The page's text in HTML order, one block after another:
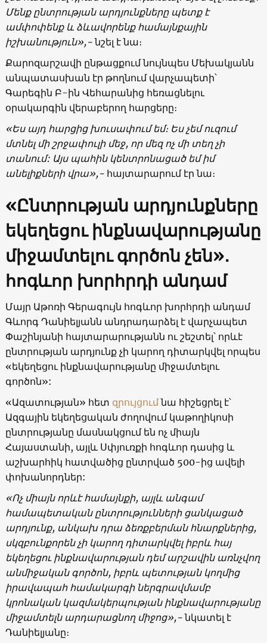
Մենք ընտրության արդյունքները պետք է
ամփոփենք և ձևավորենք համայնքային
իշխանություն»,-նշել է նա։
Քարոզարշավի ընթացքում նույնպես Մեխակյանն
անպատասխան էր թողնում վարչապետի՝
Գարեգին Բ-ին Վեհարանից հեռացնելու
օրակարգին վերաբերող հարցերը։
«Ես այդ հարցից խուսափում եմ։ Ես չեմ ուզում
մտնել մի շրջափուլի մեջ, որ մեզ ոչ մի տեղ չի
տանում: Այս պահին կենտրոնացած եմ իմ
անելիքների վրա»,-հայտարարում էր նա։
«Ընտրության արդյունքները
եկեղեցու ինքնավարությանը
միջամտելու գործոն չեն»․
հոգևոր խորհրդի անդամ
Մայր Աթոռի Գերագույն հոգևոր խորհրդի անդամ
Գևորգ Դանիելյանն անդրադարձել է վարչապետ
Փաշինյանի հայտարարությանն ու շեշտել՝ որևէ
ընտրության արդյունք չի կարող դիտարկվել որպես
«եկեղեցու ինքնավարությանը միջամտելու
գործոն»:
«Ազատության» հետ զրույցումնա հիշեցրել է՝
Ազգային եկեղեցական ժողովում կաթողիկոսի
ընտրությանը մասնակցում են ոչ միայն
Հայաստանի, այլև Սփյուռքի հոգևոր դասից և
աշխարհիկ հատվածից ընտրված 500-ից ավելի
փոխանորդներ:
«Ոչ միայն որևէ համայնքի, այլև անգամ
համապետական ընտրությունների ցանկացած
արդյունք, անկախ դրա ձեռքբերման հնարքներից,
սկզբունքորեն չի կարող դիտարկվել իբրև հայ
եկեղեցու ինքնավարության դեմ արշավին առնչվող
անմիջական գործոն, իբրև պետության կողմից
իրավապահ համակարգի ներգրավմամբ
կրոնական կազմակերպության ինքնավարությանը
միջամտելն արդարացնող միջոց»,-նկատել է
Դանիելյանը։